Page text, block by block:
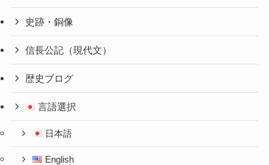
史跡・銅像
信長公記（現代文）
歴史ブログ
言語選択
日本語
English